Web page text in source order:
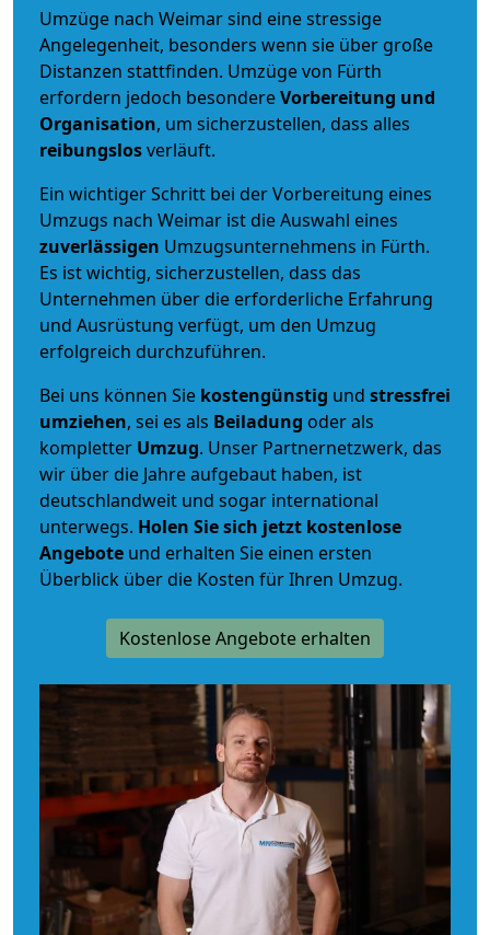
Umzüge nach Weimar sind eine stressige
Angelegenheit, besonders wenn sie über große
Distanzen stattfinden. Umzüge von Fürth
erfordern jedoch besondereVorbereitung und
Organisation, um sicherzustellen, dass alles
reibungslosverläuft.
Ein wichtiger Schritt bei der Vorbereitung eines
Umzugs nach Weimar ist die Auswahl eines
zuverlässigen Umzugsunternehmens in Fürth.
Es ist wichtig, sicherzustellen, dass das
Unternehmen über die erforderliche Erfahrung
und Ausrüstung verfügt, um den Umzug
erfolgreich durchzuführen.
Bei uns können Sie kostengünstig und stressfrei
umziehen, sei es als Beiladung oder als
kompletter Umzug. Unser Partnernetzwerk, das
wir über die Jahre aufgebaut haben, ist
deutschlandweit und sogar international
unterwegs. Holen Sie sich jetzt kostenlose
Angebote und erhalten Sie einen ersten
Überblick über die Kosten für Ihren Umzug.
Kostenlose Angebote erhalten